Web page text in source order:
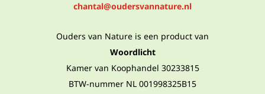
chantal@oudersvannature.nl
Ouders van Nature is een product van
Woordlicht
Kamer van Koophandel 30233815
BTW-nummer NL 001998325B15